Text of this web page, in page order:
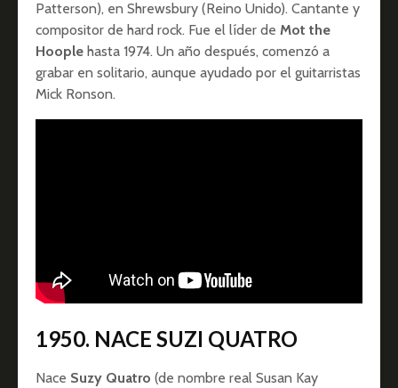
Patterson), en Shrewsbury (Reino Unido). Cantante y
compositor de hard rock. Fue el líder de Mot the
Hoople hasta 1974. Un año después, comenzó a
grabar en solitario, aunque ayudado por el guitarristas
Mick Ronson.
1950. NACE SUZI QUATRO
Nace Suzy Quatro (de nombre real Susan Kay